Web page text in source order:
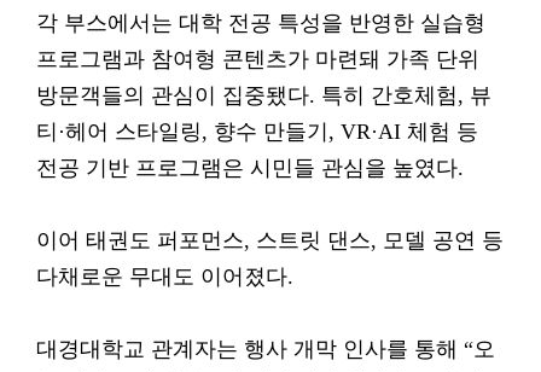
각 부스에서는 대학 전공 특성을 반영한 실습형
프로그램과 참여형 콘텐츠가 마련돼 가족 단위
방문객들의 관심이 집중됐다. 특히 간호체험, 뷰
티·헤어 스타일링, 향수 만들기, VR·AI 체험 등
전공 기반 프로그램은 시민들 관심을 높였다.
이어 태권도 퍼포먼스, 스트릿 댄스, 모델 공연 등
다채로운 무대도 이어졌다.
대경대학교 관계자는 행사 개막 인사를 통해 “오